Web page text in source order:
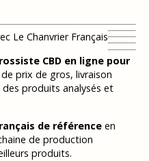
Le Chanvrier Français
CBD en ligne pour
prix de gros, livraison
produits analysés et
de référenceen
de production
produits.